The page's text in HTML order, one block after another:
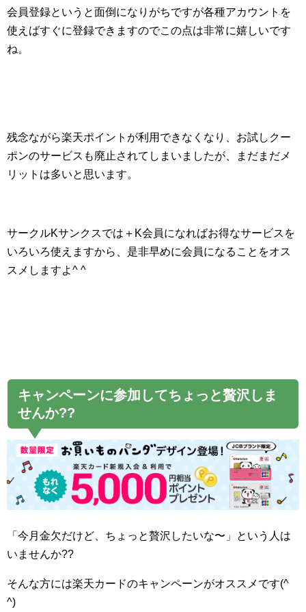
会員登録というと面倒になりがちですが各種アカウントを
使えばすぐに登録できますのでこの点は非常に嬉しいです
ね。
残念ながら楽天ポイントが利用できなくなり、お試しクー
ポンのサービスも廃止されてしまいましたが、まだまだメ
リットは多いと思います。
サークルKサンクスでは＋K会員になればお得なサービスを
いろいろ使えますから、是非早めに会員になることをオス
スメしますよ^ ^
キャンペーンに参加してちょっと贅沢しま
せんか??
「今月金欠だけど、ちょっと贅沢したいな〜」という人は
いませんか??
そんな方には楽天カードのキャンペーンがオススメです(^
^)